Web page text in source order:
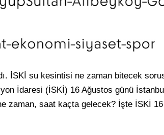
İSKİ su kesintisi ne zaman bitecek
İdaresi (İSKİ) 16 Ağustos günü
zaman, saat kaçta gelecek? İşte İSKİ